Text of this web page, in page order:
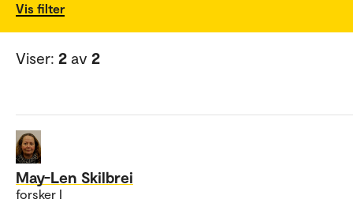
Vis filter
Viser: 2 av 2
May-Len Skilbrei
forsker I